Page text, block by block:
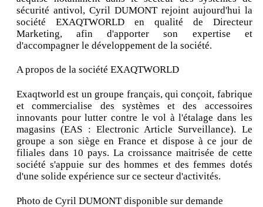
sécurité antivol, Cyril DUMONT rejoint aujourd'hui la
société EXAQTWORLD en qualité de Directeur
Marketing, afin d'apporter son expertise et
d'accompagner le développement de la société.
A propos de la société EXAQTWORLD
Exaqtworld est un groupe français, qui conçoit, fabrique
et commercialise des systèmes et des accessoires
innovants pour lutter contre le vol à l'étalage dans les
magasins (EAS : Electronic Article Surveillance). Le
groupe a son siège en France et dispose à ce jour de
filiales dans 10 pays. La croissance maitrisée de cette
société s'appuie sur des hommes et des femmes dotés
d'une solide expérience sur ce secteur d'activités.
Photo de Cyril DUMONT disponible sur demande